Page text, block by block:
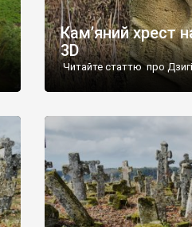
Кам’яний хрест
3D
Читайте статтю про